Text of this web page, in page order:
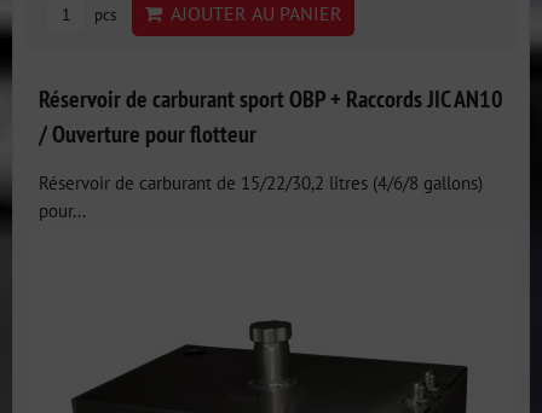
pcs AJOUTER AU PANIER
Réservoir de carburant sport OBP + Raccords JIC AN10
/ Ouverture pour flotteur
Réservoir de carburant de 15/22/30,2 litres (4/6/8 gallons)
pour...